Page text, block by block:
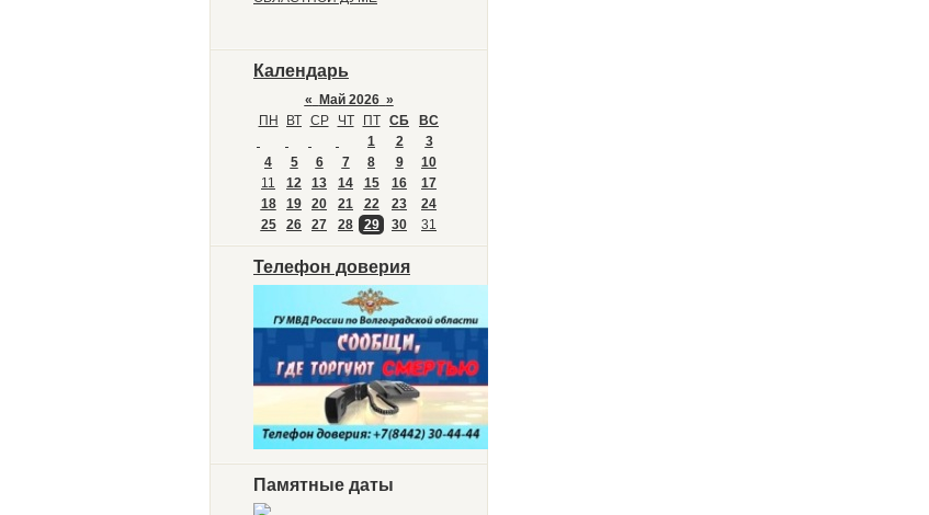
Календарь
« Май 2026 »
ПН
ВТ СР ЧТ ПТ СБ
ВС
1
2
3
4
5 6 7 8 9
10
11
12 13 14 15 16
17
18
19 20 21 22 23
24
25
26 27 28 29 30 31
Телефон доверия
Памятные даты